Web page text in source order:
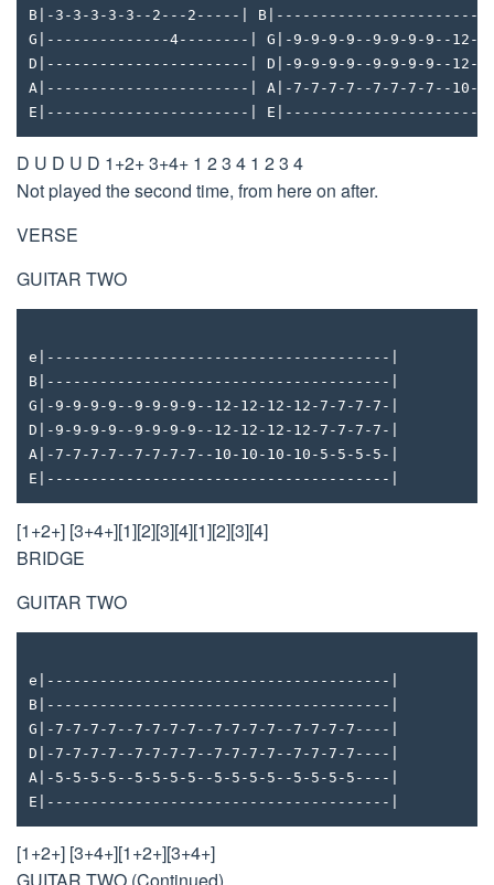
B|-3-3-3-3-3--2---2-----|
G|--------------4--------| G|-9-9-9-9--9-9-9-9--12-
D|-----------------------| D|-9-9-9-9--9-9-9-9--12-
A|-----------------------| A|-7-7-7-7--7-7-7-7--10-
E|-----------------------|
D U D U D 1+2+ 3+4+ 1 2 3 4 1 2 3 4
Not played the second time, from here on after.
VERSE
GUITAR TWO
e|---------------------------------------|
B|---------------------------------------|
G|-9-9-9-9--9-9-9-9--12-12-12-12-7-7-7-7-|
D|-9-9-9-9--9-9-9-9--12-12-12-12-7-7-7-7-|
A|-7-7-7-7--7-7-7-7--10-10-10-10-5-5-5-5-|
E|---------------------------------------|
[1+2+] [3+4+][1][2][3][4][1][2][3][4]
BRIDGE
GUITAR TWO
e|---------------------------------------|
B|---------------------------------------|
G|-7-7-7-7--7-7-7-7--7-7-7-7--7-7-7-7----|
D|-7-7-7-7--7-7-7-7--7-7-7-7--7-7-7-7----|
A|-5-5-5-5--5-5-5-5--5-5-5-5--5-5-5-5----|
E|---------------------------------------|
[1+2+] [3+4+][1+2+][3+4+]